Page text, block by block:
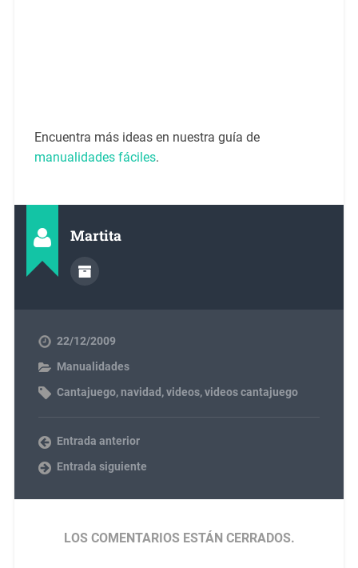
Encuentra más ideas en nuestra guía de
manualidades fáciles.
Martita
22/12/2009
Manualidades
Cantajuego,navidad ,videos,videos cantajuego
Entrada anterior
Entrada siguiente
LOS COMENTARIOS ESTÁN CERRADOS.